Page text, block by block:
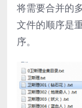
将需要合并的
文件的顺序是
序。